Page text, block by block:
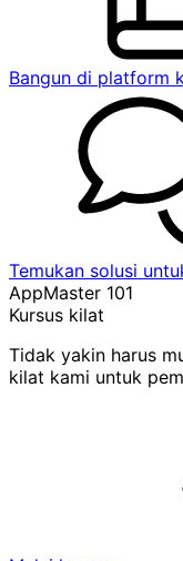
Bangun di platform
Temukan solusi
AppMaster 101
Kursus kilat
Tidak yakin harus
kilat kami untuk